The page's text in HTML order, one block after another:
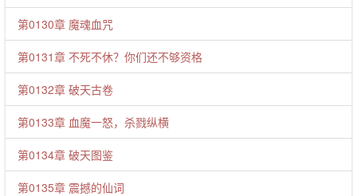
第0130章 魔魂血咒
第0131章 不死不休？你们还不够资格
第0132章 破天古卷
第0133章 血魔一怒，杀戮纵横
第0134章 破天图鉴
第0135章 震撼的仙词